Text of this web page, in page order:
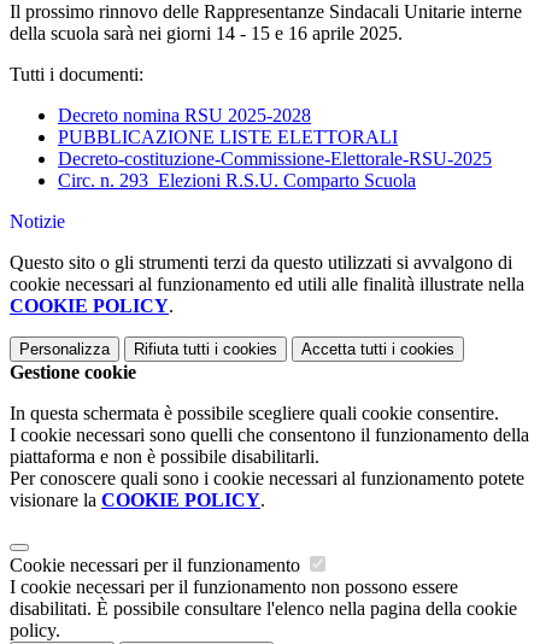
Il prossimo rinnovo delle Rappresentanze Sindacali Unitarie interne
della scuola sarà nei giorni 14 - 15 e 16 aprile 2025.
Tutti i documenti:
Decreto nomina RSU 2025-2028
PUBBLICAZIONE LISTE ELETTORALI
Decreto-costituzione-Commissione-Elettorale-RSU-2025
Circ. n. 293_Elezioni R.S.U. Comparto Scuola
Notizie
Questo sito o gli strumenti terzi da questo utilizzati si avvalgono di
cookie necessari al funzionamento ed utili alle finalità illustrate nella
COOKIE POLICY.
Personalizza Rifiuta tutti i cookies Accetta tutti i cookies
Gestione cookie
In questa schermata è possibile scegliere quali cookie consentire.
I cookie necessari sono quelli che consentono il funzionamento della
piattaforma e non è possibile disabilitarli.
Per conoscere quali sono i cookie necessari al funzionamento potete
visionare la COOKIE POLICY.
Cookie necessari per il funzionamento
I cookie necessari per il funzionamento non possono essere
disabilitati. È possibile consultare l'elenco nella pagina della cookie
policy.